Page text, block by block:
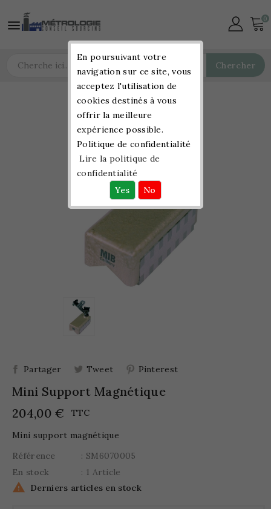
 0
Chercher
Partager Tweet Pinterest
Mini Support Magnétique
204,00 €
TTC
Mini support magnétique
Référence
: SM6070005
En stock
: 1 Article
 Derniers articles en stock
En poursuivant votre
navigation sur ce site, vous
acceptez l'utilisation de
cookies destinés à vous
offrir la meilleure
expérience possible.
Politique de confidentialité
Lire la politique de
confidentialité